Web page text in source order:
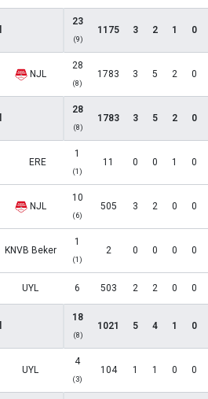
23
(9)
1175 3 2 1 0
NJL
28
(8)
1783 3 5 2 0
28
(8)
1783 3 5 2 0
ERE
1
(1)
11 0 0 1 0
NJL
10
(6)
505 3 2 0 0
KNVB Beker
1
(1)
2 0 0 0 0
UYL 6 503 2 2 0 0
18
(8)
1021 5 4 1 0
UYL
4
(3)
104 1 1 0 0